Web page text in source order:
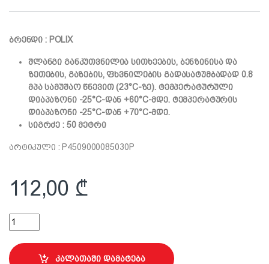
ბრენდი : POLIX
შლანგი განკუთვნილია სითხეების, ბენზინისა და
ზეთების, გაზების, ფხვნილების გადასატუმბადად 0.8
მპა სამუშაო წნევით (23°C-ზე). ტემპერატურული
დიაპაზონი -25°C-დან +60°C-მდე. ტემპერატურის
დიაპაზონი -25°C-დან +70°C-მდე.
სიგრძე : 50 მეტრი
არტიკული : P4509000085030P
112,00 ₾
ტექნიკური შლანგი 8.0-1.6mm, 50m quantity
კალათაში დამატება